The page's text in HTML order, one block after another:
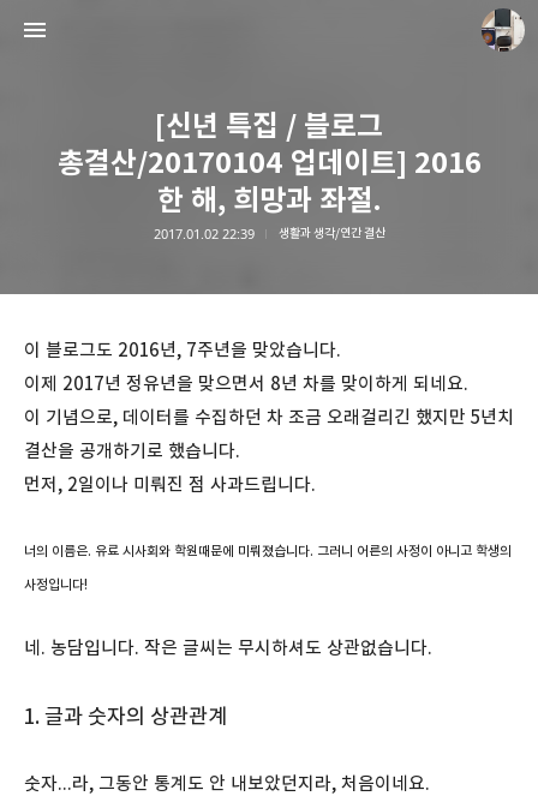
[신년 특집 / 블로그
총결산/20170104 업데이트] 2016
한 해, 희망과 좌절.
2017.01.02 22:39 생활과 생각/연간 결산
이 블로그도 2016년, 7주년을 맞았습니다.
이제 2017년 정유년을 맞으면서 8년 차를 맞이하게 되네요.
이 기념으로, 데이터를 수집하던 차 조금 오래걸리긴 했지만 5년치
결산을 공개하기로 했습니다.
먼저, 2일이나 미뤄진 점 사과드립니다.
너의 이름은. 유료 시사회와 학원때문에 미뤄졌습니다. 그러니 어른의 사정이 아니고 학생의
사정입니다!
네. 농담입니다. 작은 글씨는 무시하셔도 상관없습니다.
1.글과 숫자의 상관관계
숫자...라, 그동안 통계도 안 내보았던지라, 처음이네요.
paperboxturtle